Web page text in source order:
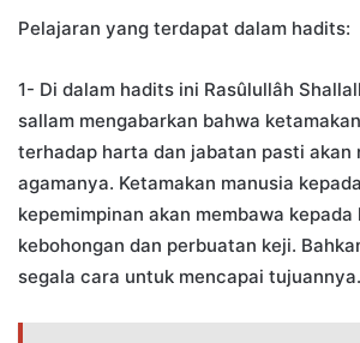
Pelajaran yang terdapat dalam hadits:
1- Di dalam hadits ini Rasûlullâh
sallam mengabarkan bahwa
terhadap harta dan jabatan pasti akan
agamanya. Ketamakan manusia
kepemimpinan akan membawa kepada
kebohongan dan perbuatan keji.
segala cara untuk mencapai tujuannya.